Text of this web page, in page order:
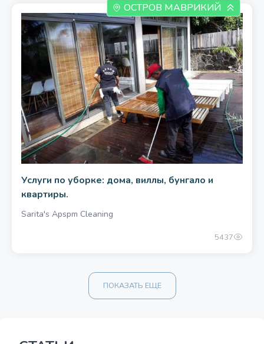
1000.00 единоразово
ОСТРОВ МАВРИКИЙ
Услуги по уборке: дома, виллы, бунгало и
квартиры.
Sarita's Apspm Cleaning
5437
ПОКАЗАТЬ ЕЩЕ